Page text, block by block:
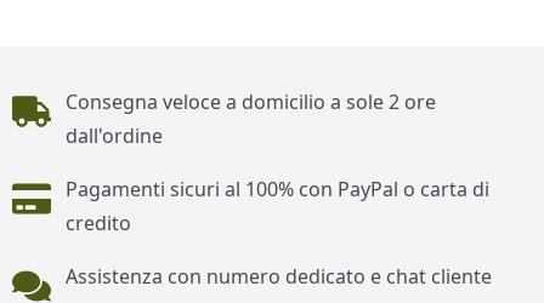
Piè di pagina
Consegna veloce a domicilio a sole 2 ore
dall'ordine
Pagamenti sicuri al 100% con PayPal o carta di
credito
Assistenza con numero dedicato e chat cliente